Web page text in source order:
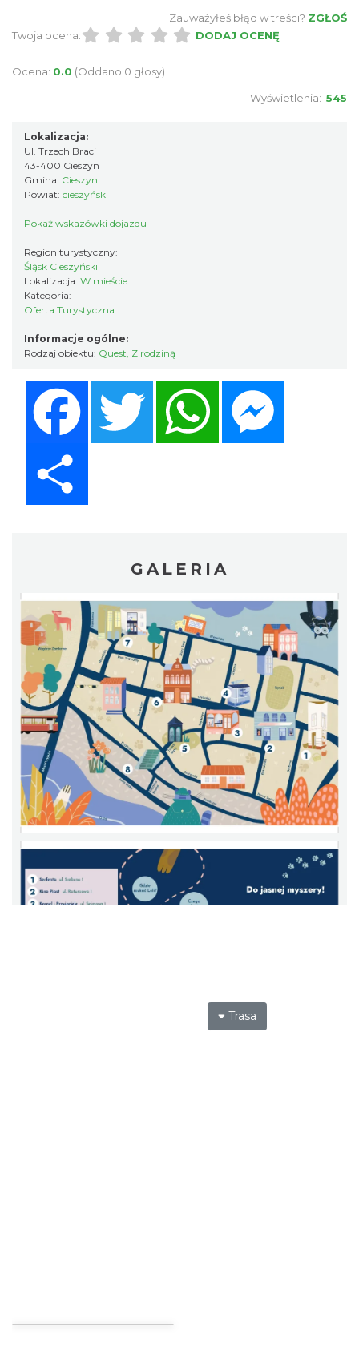
Zauważyłeś błąd w treści? ZGŁOŚ
Twoja ocena:
DODAJ OCENĘ
Ocena: 0.0 (Oddano 0 głosy)
Wyświetlenia: 545
Lokalizacja:
Ul. Trzech Braci
43-400 Cieszyn
Gmina: Cieszyn
Powiat: cieszyński
Pokaż wskazówki dojazdu
Region turystyczny:
Śląsk Cieszyński
Lokalizacja: W mieście
Kategoria:
Oferta Turystyczna
Informacje ogólne:
Rodzaj obiektu: Quest, Z rodziną
Twitter WhatsApp
GALERIA
Trasa